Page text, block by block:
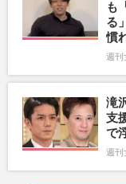
も
る
慣
週刊
滝
支
で
週刊